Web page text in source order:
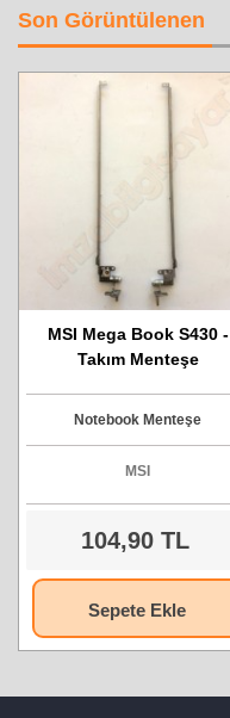
Son Görüntülenen
MSI Mega Book S430 -
Takım Menteşe
Notebook Menteşe
MSI
104,90 TL
Sepete Ekle